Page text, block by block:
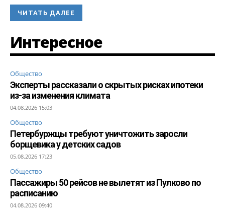
ЧИТАТЬ ДАЛЕЕ
Интересное
Общество
Эксперты рассказали о скрытых рисках ипотеки
из-за изменения климата
04.08.2026 15:03
Общество
Петербуржцы требуют уничтожить заросли
борщевика у детских садов
05.08.2026 17:23
Общество
Пассажиры 50 рейсов не вылетят из Пулково по
расписанию
04.08.2026 09:40